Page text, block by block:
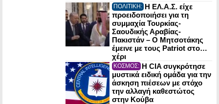
ΠΟΛΙΤΙΚΗ: Η ΕΛ.Α.Σ. είχε
προειδοποιήσει για τη
συμμαχία Τουρκίας-
Σαουδικής Αραβίας-
Πακιστάν – Ο Μητσοτάκης
έμεινε με τους Patriot στο…
χέρι
ΚΟΣΜΟΣ: Η CIA συγκρότησε
μυστικά ειδική ομάδα για την
άσκηση πιέσεων με στόχο
την αλλαγή καθεστώτος
στην Κούβα